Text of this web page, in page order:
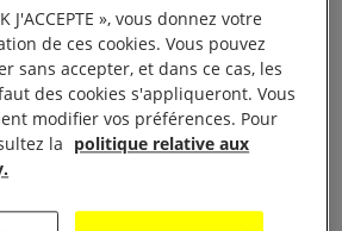
en cas de manquement à
Nos organisations*
à l’application effective de la
que son exemple ait un effet
delà de nos frontières, avec
similaires en Europe et au
(2), protégeant les droits
J'ACCEPTE », vous donnez votre
de ces cookies. Vous pouvez
sans accepter, et dans ce cas, les
des cookies s'appliqueront. Vous
modifier vos préférences. Pour
la politique relative aux